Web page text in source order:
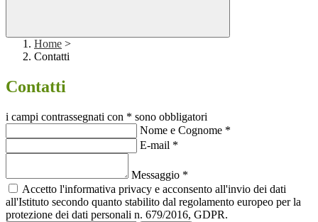
Home >
Contatti
Contatti
i campi contrassegnati con * sono obbligatori
Nome e Cognome *
E-mail *
Messaggio *
Accetto l'informativa privacy e acconsento all'invio dei dati
all'Istituto secondo quanto stabilito dal regolamento europeo per la
protezione dei dati personali n. 679/2016, GDPR.